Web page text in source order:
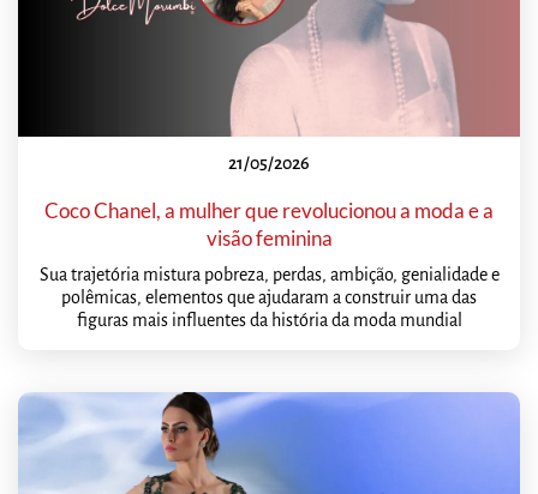
21/05/2026
Coco Chanel, a mulher que revolucionou a moda e a
visão feminina
Sua trajetória mistura pobreza, perdas, ambição, genialidade e
polêmicas, elementos que ajudaram a construir uma das
figuras mais influentes da história da moda mundial